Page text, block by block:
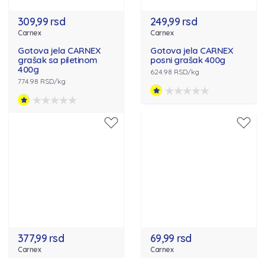
309,99 rsd
Carnex
Gotova jela CARNEX
grašak sa piletinom
400g
774.98 RSD/kg
249,99 rsd
Carnex
Gotova jela CARNEX
posni grašak 400g
624.98 RSD/kg
377,99 rsd
Carnex
69,99 rsd
Carnex